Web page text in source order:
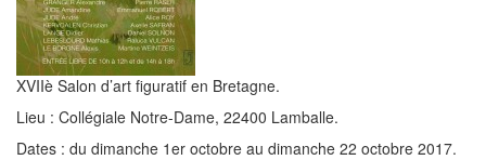
XVIIè Salon d’art figuratif en Bretagne.
Lieu : Collégiale Notre-Dame, 22400 Lamballe.
Dates : du dimanche 1er octobre au dimanche 22 octobre 2017.